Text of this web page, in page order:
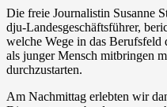
Die freie Journalistin Susanne
dju-Landesgeschäftsführer,
welche Wege in das Berufsfeld
als junger Mensch mitbringen
durchzustarten.
Am Nachmittag erlebten wir